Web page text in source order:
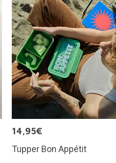
14,95€
Tupper Bon Appétit